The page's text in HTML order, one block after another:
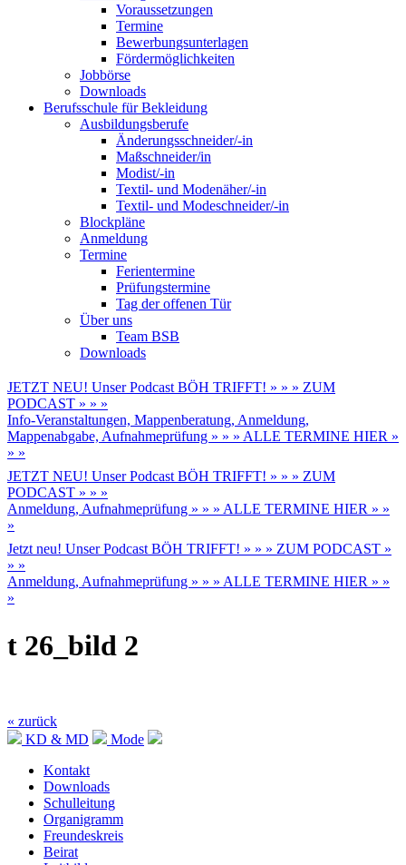
Voraussetzungen
Termine
Bewerbungsunterlagen
Fördermöglichkeiten
Jobbörse
Downloads
Berufsschule für Bekleidung
Ausbildungsberufe
Änderungsschneider/-in
Maßschneider/in
Modist/-in
Textil- und Modenäher/-in
Textil- und Modeschneider/-in
Blockpläne
Anmeldung
Termine
Ferientermine
Prüfungstermine
Tag der offenen Tür
Über uns
Team BSB
Downloads
JETZT NEU! Unser Podcast BÖH TRIFFT! » » » ZUM
PODCAST » » »
Info-Veranstaltungen, Mappenberatung, Anmeldung,
Mappenabgabe, Aufnahmeprüfung » » » ALLE TERMINE HIER »
» »
JETZT NEU! Unser Podcast BÖH TRIFFT! » » » ZUM
PODCAST » » »
Anmeldung, Aufnahmeprüfung » » » ALLE TERMINE HIER » »
»
Jetzt neu! Unser Podcast BÖH TRIFFT! » » » ZUM PODCAST »
» »
Anmeldung, Aufnahmeprüfung » » » ALLE TERMINE HIER » »
»
t 26_bild 2
« zurück
KD & MD
Mode
Kontakt
Downloads
Schulleitung
Organigramm
Freundeskreis
Beirat